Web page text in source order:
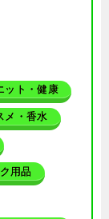
ット・健康
メ・香水
用品